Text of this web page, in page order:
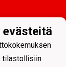
evästeitä
tilastollisiin